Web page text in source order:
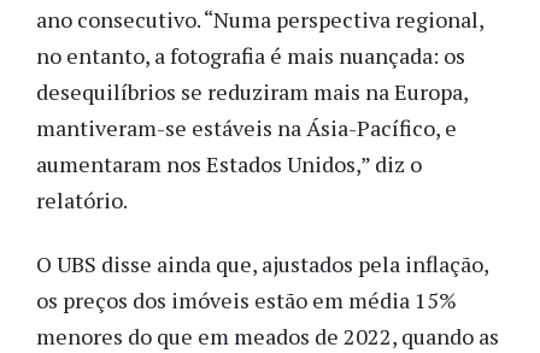
ano consecutivo. “Numa perspectiva regional,
no entanto, a fotografia é mais nuançada: os
desequilíbrios se reduziram mais na Europa,
mantiveram-se estáveis na Ásia-Pacífico, e
aumentaram nos Estados Unidos,” diz o
relatório.
O UBS disse ainda que, ajustados pela inflação,
os preços dos imóveis estão em média 15%
menores do que em meados de 2022, quando as